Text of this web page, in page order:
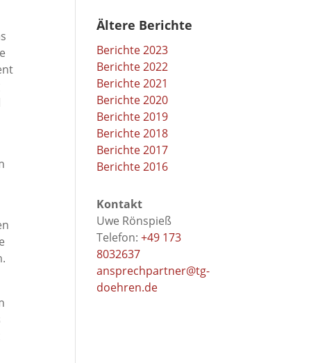
Ältere Berichte
Berichte 2023
Berichte 2022
Berichte 2021
Berichte 2020
Berichte 2019
Berichte 2018
Berichte 2017
Berichte 2016
Kontakt
Uwe Rönspieß
Telefon:+49 173
8032637
ansprechpartner@tg-
doehren.de